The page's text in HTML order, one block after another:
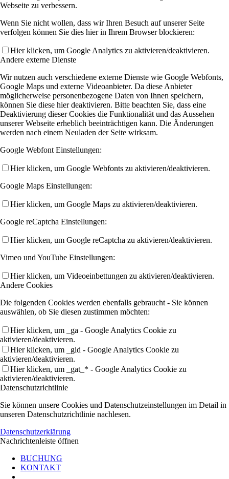
Webseite zu verbessern.
Wenn Sie nicht wollen, dass wir Ihren Besuch auf unserer Seite
verfolgen können Sie dies hier in Ihrem Browser blockieren:
Hier klicken, um Google Analytics zu aktivieren/deaktivieren.
Andere externe Dienste
Wir nutzen auch verschiedene externe Dienste wie Google Webfonts,
Google Maps und externe Videoanbieter. Da diese Anbieter
möglicherweise personenbezogene Daten von Ihnen speichern,
können Sie diese hier deaktivieren. Bitte beachten Sie, dass eine
Deaktivierung dieser Cookies die Funktionalität und das Aussehen
unserer Webseite erheblich beeinträchtigen kann. Die Änderungen
werden nach einem Neuladen der Seite wirksam.
Google Webfont Einstellungen:
Hier klicken, um Google Webfonts zu aktivieren/deaktivieren.
Google Maps Einstellungen:
Hier klicken, um Google Maps zu aktivieren/deaktivieren.
Google reCaptcha Einstellungen:
Hier klicken, um Google reCaptcha zu aktivieren/deaktivieren.
Vimeo und YouTube Einstellungen:
Hier klicken, um Videoeinbettungen zu aktivieren/deaktivieren.
Andere Cookies
Die folgenden Cookies werden ebenfalls gebraucht - Sie können
auswählen, ob Sie diesen zustimmen möchten:
Hier klicken, um _ga - Google Analytics Cookie zu
aktivieren/deaktivieren.
Hier klicken, um _gid - Google Analytics Cookie zu
aktivieren/deaktivieren.
Hier klicken, um _gat_* - Google Analytics Cookie zu
aktivieren/deaktivieren.
Datenschutzrichtlinie
Sie können unsere Cookies und Datenschutzeinstellungen im Detail in
unseren Datenschutzrichtlinie nachlesen.
Datenschutzerklärung
Nachrichtenleiste öffnen
BUCHUNG
KONTAKT